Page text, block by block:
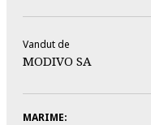
Vandut de
MODIVO SA
MARIME: